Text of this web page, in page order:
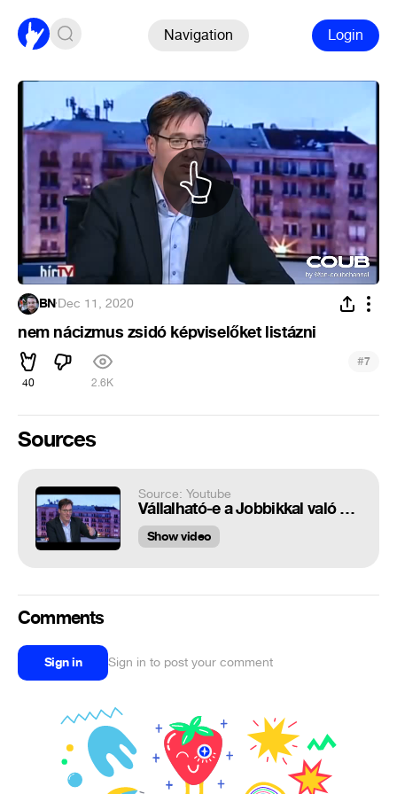
Navigation Login
BN·Dec 11, 2020
nem nácizmus zsidó képviselőket listázni
40 2.6K
#7
Sources
Source: Youtube
Vállalható-e a Jobbikkal való összefogás?
Show video
Comments
Sign in Sign in to post your comment